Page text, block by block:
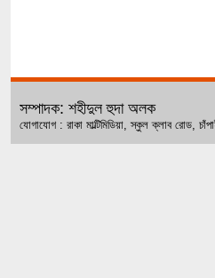
সম্পাদক: শহীদুল হুদা অলক
যোগাযোগ : রাকা মাল্টিমিডিয়া, স্কুল ক্লাব